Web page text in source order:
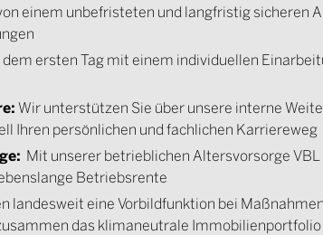
einem unbefristeten und langfristig sicheren
ersten Tag mit einem individuellen
Wir unterstützen Sie über unsere interne
Ihren persönlichen und fachlichen Karriereweg
Mit unserer betrieblichen Altersvorsorge VBL
Betriebsrente
landesweit eine Vorbildfunktion bei
das klimaneutrale Immobilienportfolio